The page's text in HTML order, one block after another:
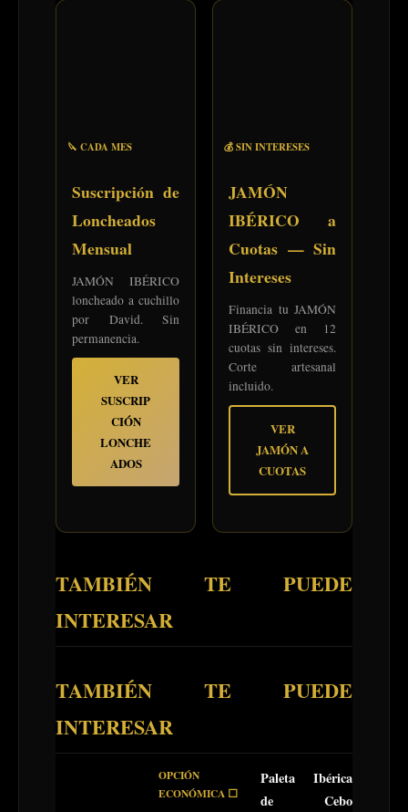
🔪 CADA MES
Suscripción de
Loncheados
Mensual
JAMÓN IBÉRICO
loncheado a cuchillo
por David. Sin
permanencia.
VER
SUSCRIP
CIÓN
LONCHE
ADOS
💰 SIN INTERESES
JAMÓN
IBÉRICO a
Cuotas — Sin
Intereses
Financia tu JAMÓN
IBÉRICO en 12
cuotas sin intereses.
Corte artesanal
incluido.
VER
JAMÓN A
CUOTAS
TAMBIÉN TE PUEDE
INTERESAR
TAMBIÉN TE PUEDE
INTERESAR
OPCIÓN
ECONÓMICA ⬜
Paleta Ibérica
de Cebo